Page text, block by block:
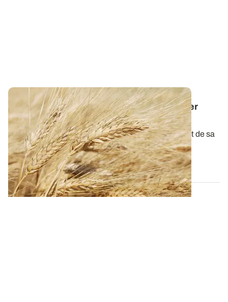
Dose d'azote sur blé dur : comment assurer
rendement et taux de protéines élevés ?
La qualité du blé dur à la récolte dépend étroitement de sa
teneur en protéines. L...
15 JANV. 2026